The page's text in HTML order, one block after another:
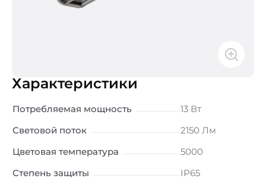
Характеристики
Потребляемая мощность
13 Вт
Световой поток
2150 Лм
Цветовая температура
5000
Степень защиты
IP65